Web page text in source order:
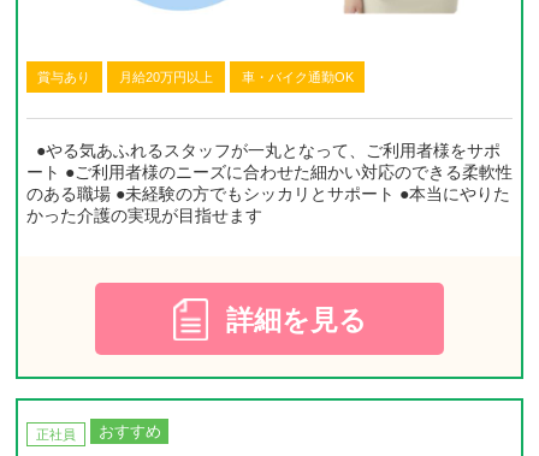
賞与あり 月給20万円以上 車・バイク通勤OK
●やる気あふれるスタッフが一丸となって、ご利用者様をサポ
ート ●ご利用者様のニーズに合わせた細かい対応のできる柔軟性
のある職場 ●未経験の方でもシッカリとサポート ●本当にやりた
かった介護の実現が目指せます
詳細を見る
正社員 おすすめ